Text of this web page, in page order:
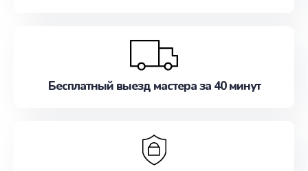
Бесплатный выезд мастера за 40 минут